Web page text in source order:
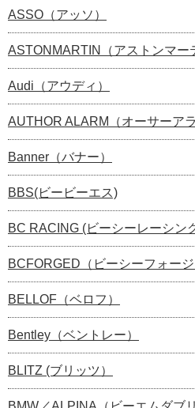
ASSO（アッソ）
ASTONMARTIN（アストンマー
Audi（アウディ）
AUTHOR ALARM（オーサーアラ
Banner（バナー）
BBS(ビービーエス)
BC RACING (ビーシーレーシン
BCFORGED（ビーシーフォージ
BELLOF（ベロフ）
Bentley（ベントレー）
BLITZ (ブリッツ）